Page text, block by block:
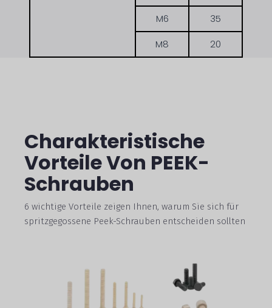
M6
35
M8
20
Charakteristische
Vorteile Von PEEK-
Schrauben
6 wichtige Vorteile zeigen Ihnen, warum Sie sich für
spritzgegossene Peek-Schrauben entscheiden sollten